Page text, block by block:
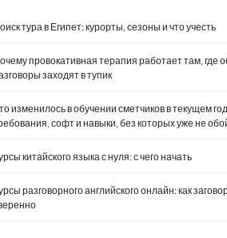
тура в Египет: курорты, сезоны и что учесть
провокативная терапия работает там, где
заходят в тупик
изменилось в обучении сметчиков в текущем
софт и навыки, без которых уже не
китайского языка с нуля: с чего начать
разговорного английского онлайн: как